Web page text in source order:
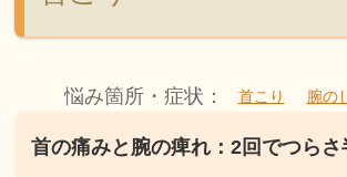
悩み箇所・症状： 首こり 腕の
首の痛みと腕の痺れ：2回でつら